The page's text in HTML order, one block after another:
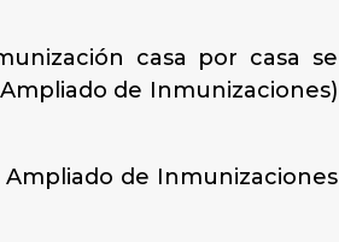
casa por casa se
de Inmunizaciones)
de Inmunizaciones